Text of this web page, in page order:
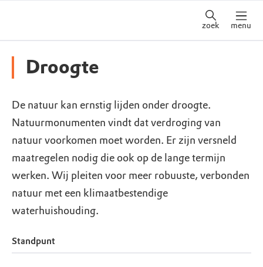
zoek menu
Droogte
De natuur kan ernstig lijden onder droogte.
Natuurmonumenten vindt dat verdroging van
natuur voorkomen moet worden. Er zijn versneld
maatregelen nodig die ook op de lange termijn
werken. Wij pleiten voor meer robuuste, verbonden
natuur met een klimaatbestendige
waterhuishouding.
Standpunt